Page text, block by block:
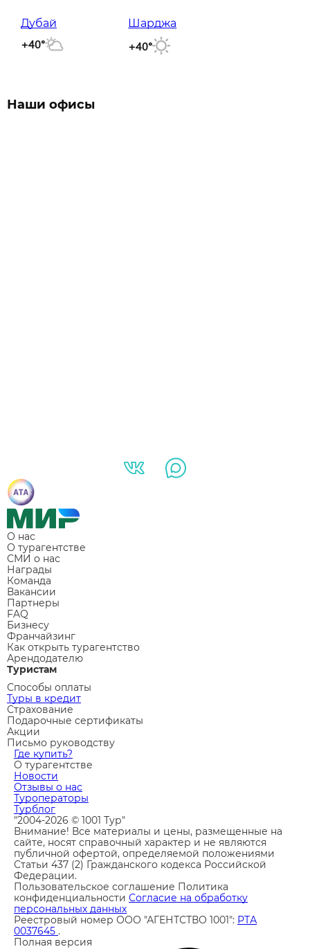
Дубай
+40°
Шарджа
+40°
Наши офисы
О нас
О турагентстве
СМИ о нас
Награды
Команда
Вакансии
Партнеры
FAQ
Бизнесу
Франчайзинг
Как открыть турагентство
Арендодателю
Туристам
Способы оплаты
Туры в кредит
Страхование
Подарочные сертификаты
Акции
Письмо руководству
Где купить?
О турагентстве
Новости
Отзывы о нас
Туроператоры
Турблог
"2004-2026 © 1001 Тур"
Внимание! Все материалы и цены, размещенные на
сайте, носят справочный характер и не являются
публичной офертой, определяемой положениями
Статьи 437 (2) Гражданского кодекса Российской
Федерации.
Пользовательское соглашение Политика
конфиденциальности Согласие на обработку
персональных данных
Реестровый номер ООО "АГЕНТСТВО 1001": РТА
0037645 .
Полная версия